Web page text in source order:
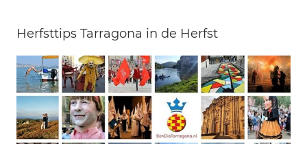
Herfsttips Tarragona in de Herfst